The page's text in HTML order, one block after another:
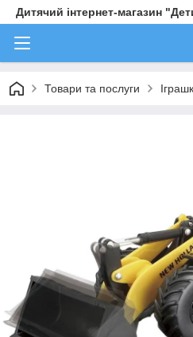
Дитячий інтернет-магазин
Товари та послуги